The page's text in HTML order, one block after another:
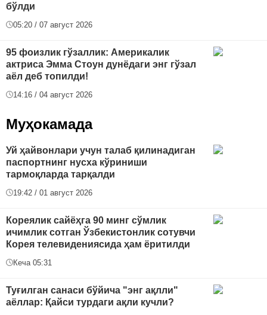
бўлди
05:20 / 07 август 2026
95 фоизлик гўзаллик: Америкалик
актриса Эмма Стоун дунёдаги энг гўзал
аёл деб топилди!
14:16 / 04 август 2026
Муҳокамада
Уй ҳайвонлари учун талаб қилинадиган
паспортнинг нусха кўриниши
тармоқларда тарқалди
19:42 / 01 август 2026
Кореялик сайёҳга 90 минг сўмлик
ичимлик сотган Ўзбекистонлик сотувчи
Корея телевидениясида ҳам ёритилди
Кеча 05:31
Туғилган санаси бўйича "энг ақлли"
аёллар: Қайси турдаги ақли кучли?